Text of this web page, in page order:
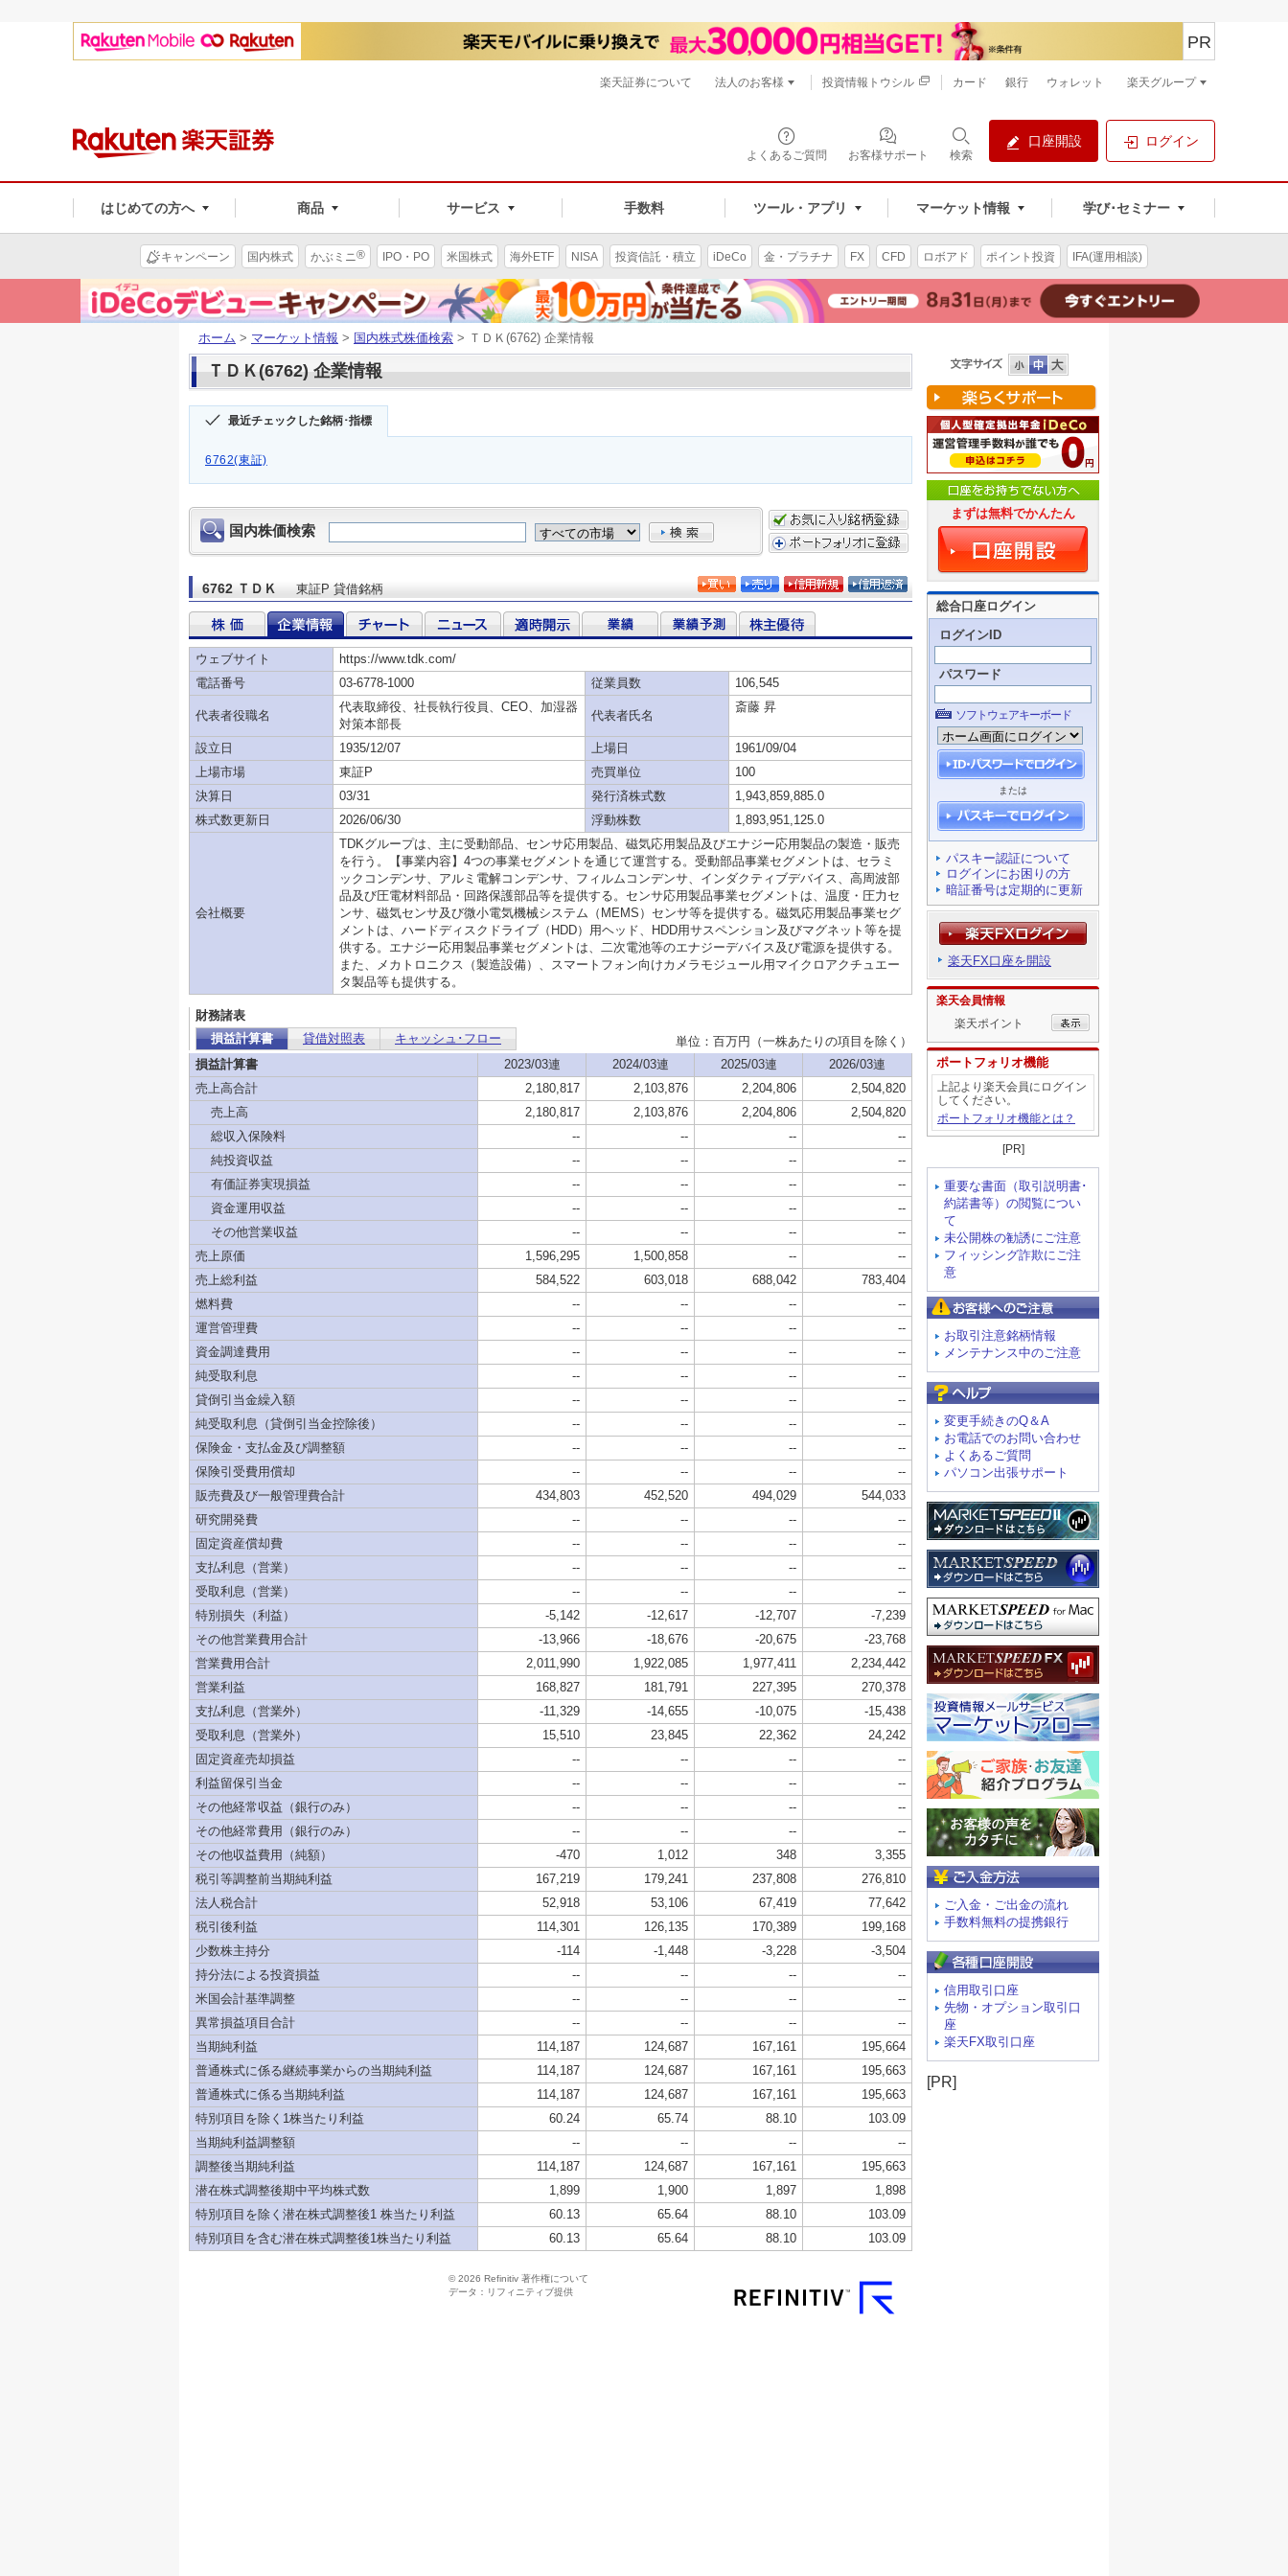
よくあるご質問 お客様サポート 検索
口座開設 ログイン
はじめての方へ 商品 サービス 手数料 ツール・アプリ マーケット情報 学び･セミナー
PR
楽天証券について 法人のお客様 投資情報トウシル カード 銀行 ウォレット 楽天グループ
キャンペーン 国内株式 かぶミニ® IPO・PO 米国株式 海外ETF NISA 投資信託・積立 iDeCo 金・プラチナ FX CFD ロボアド ポイント投資 IFA(運用相談)
ホーム > マーケット情報 > 国内株式株価検索 > ＴＤＫ(6762) 企業情報
ＴＤＫ(6762) 企業情報
最近チェックした銘柄･指標
6762(東証)
まずは無料でかんたん
総合口座ログイン
ログインID
パスワード
ソフトウェアキーボード
または
パスキー認証について
ログインにお困りの方
暗証番号は定期的に更新
楽天FX口座を開設
楽天会員情報
楽天ポイント
ポートフォリオ機能
上記より楽天会員にログイン
してください。
ポートフォリオ機能とは？
[PR]
重要な書面（取引説明書･
約諾書等）の閲覧につい
て
未公開株の勧誘にご注意
フィッシング詐欺にご注
意
お取引注意銘柄情報
メンテナンス中のご注意
変更手続きのQ＆A
お電話でのお問い合わせ
よくあるご質問
パソコン出張サポート
ご入金・ご出金の流れ
手数料無料の提携銀行
信用取引口座
先物・オプション取引口
座
楽天FX取引口座
[PR]